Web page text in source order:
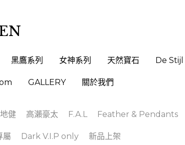
黑鷹系列 女神系列 天然寶石 De Stijl
GALLERY 關於我們
黑鷹系列 女神系列 天然寶石 De Stijl
GALLERY 關於我們